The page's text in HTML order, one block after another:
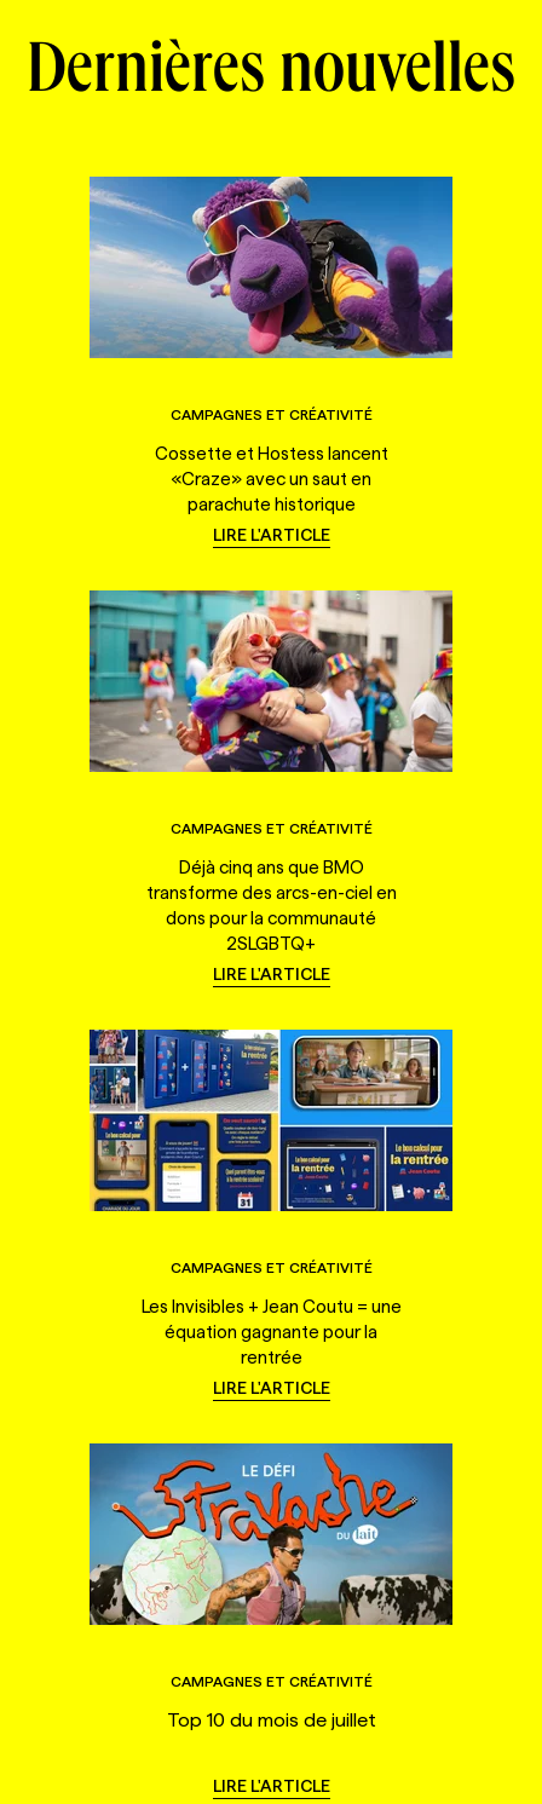
Dernières nouvelles
CAMPAGNES ET CRÉATIVITÉ
Cossette et Hostess lancent
«Craze» avec un saut en
parachute historique
LIRE L'ARTICLE
CAMPAGNES ET CRÉATIVITÉ
Déjà cinq ans que BMO
transforme des arcs-en-ciel en
dons pour la communauté
2SLGBTQ+
LIRE L'ARTICLE
CAMPAGNES ET CRÉATIVITÉ
Les Invisibles + Jean Coutu = une
équation gagnante pour la
rentrée
LIRE L'ARTICLE
CAMPAGNES ET CRÉATIVITÉ
Top 10 du mois de juillet
LIRE L'ARTICLE